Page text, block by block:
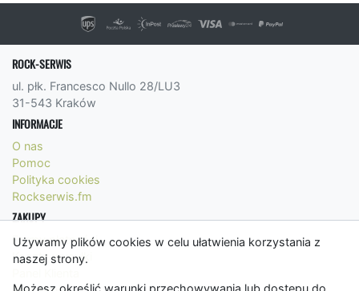
Używamy plików cookies w celu ułatwienia korzystania z
naszej strony.
Możesz określić warunki przechowywania lub dostępu do
ROCK-SERWIS
ul. płk. Francesco Nullo 28/LU3
31-543 Kraków
INFORMACJE
O nas
Pomoc
Polityka cookies
Rockserwis.fm
ZAKUPY
Formy płatności
Koszty wysyłki